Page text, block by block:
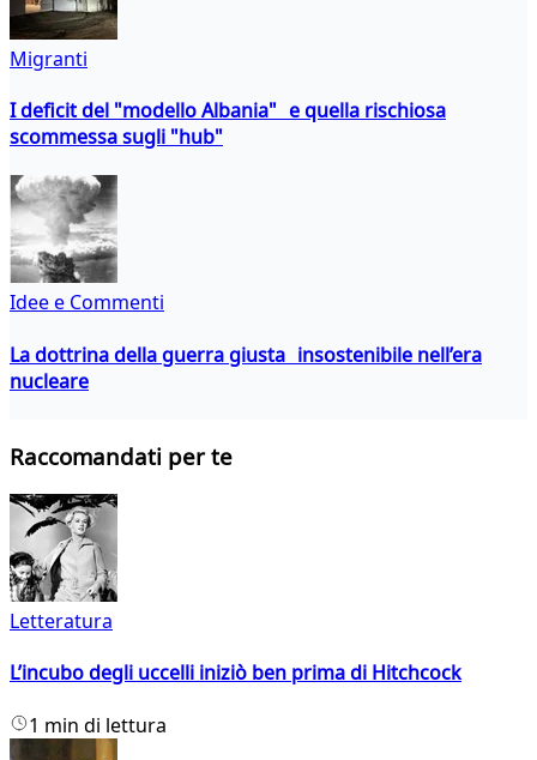
Migranti
I deficit del "modello Albania" e quella rischiosa
scommessa sugli "hub"
Idee e Commenti
La dottrina della guerra giusta insostenibile nell’era
nucleare
Raccomandati per te
Letteratura
L’incubo degli uccelli iniziò ben prima di Hitchcock
1 min di lettura